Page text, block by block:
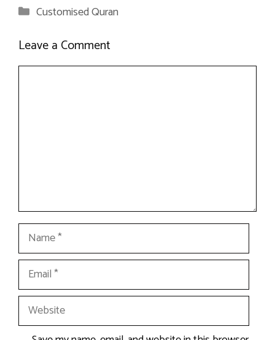
Categories
Customised Quran
Leave a Comment
Name
Email
Website